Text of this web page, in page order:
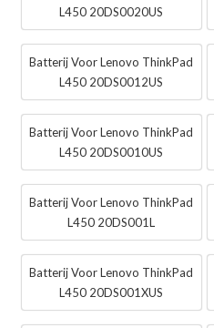
L450 20DS0020US
Batterij Voor Lenovo ThinkPad
L450 20DS0012US
Batterij Voor Lenovo ThinkPad
L450 20DS0010US
Batterij Voor Lenovo ThinkPad
L450 20DS001L
Batterij Voor Lenovo ThinkPad
L450 20DS001XUS